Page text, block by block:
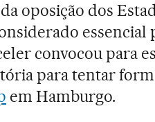
oposição dos
essencial
convocou para
para tentar
em Hamburgo.